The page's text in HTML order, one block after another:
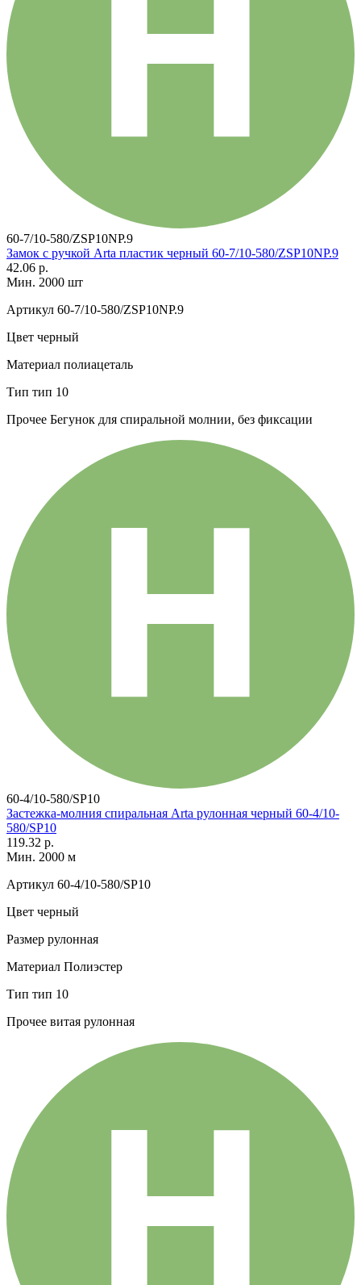
60-7/10-580/ZSP10NP.9
Замок с ручкой Arta пластик черный 60-7/10-580/ZSP10NP.9
42.06 р.
Мин. 2000 шт
Артикул 60-7/10-580/ZSP10NP.9
Цвет черный
Материал полиацеталь
Тип тип 10
Прочее Бегунок для спиральной молнии, без фиксации
60-4/10-580/SP10
Застежка-молния спиральная Arta рулонная черный 60-4/10-
580/SP10
119.32 р.
Мин. 2000 м
Артикул 60-4/10-580/SP10
Цвет черный
Размер рулонная
Материал Полиэстер
Тип тип 10
Прочее витая рулонная